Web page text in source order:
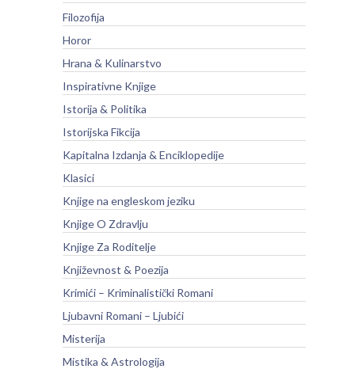
Filozofija
Horor
Hrana & Kulinarstvo
Inspirativne Knjige
Istorija & Politika
Istorijska Fikcija
Kapitalna Izdanja & Enciklopedije
Klasici
Knjige na engleskom jeziku
Knjige O Zdravlju
Knjige Za Roditelje
Književnost & Poezija
Krimići – Kriminalistički Romani
Ljubavni Romani – Ljubići
Misterija
Mistika & Astrologija